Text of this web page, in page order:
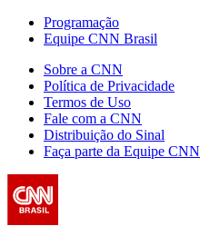
Programação
Equipe CNN Brasil
Sobre a CNN
Política de Privacidade
Termos de Uso
Fale com a CNN
Distribuição do Sinal
Faça parte da Equipe CNN